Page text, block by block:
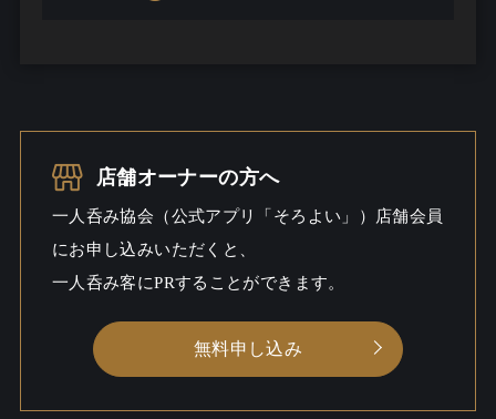
シーン
店舗オーナーの方へ
一人呑み協会（公式アプリ「そろよい」）店舗会員
にお申し込みいただくと、
一人呑み客にPRすることができます。
無料申し込み